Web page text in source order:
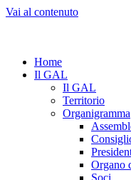
Vai al contenuto
Home
Il GAL
Il GAL
Territorio
Organigramma
Organo
Soci